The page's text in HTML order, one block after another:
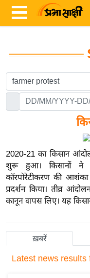
ता
ज़ा
ख
ष्ट्री
य
अं
त
र्रा
य
ज़
2020-21 का किसान
शुरू हुआ। किसानों ने
कॉरपोरेटीकरण की
प्रदर्शन किया। तीव्र
कानून वापस लिए। यह
ख़बरें
Latest news results